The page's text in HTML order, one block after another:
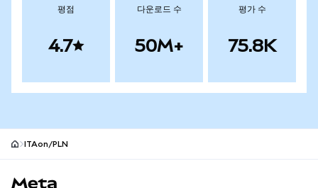
평점
4.7
다운로드 수
50M+
평가 수
75.8K
ITAon/PLN